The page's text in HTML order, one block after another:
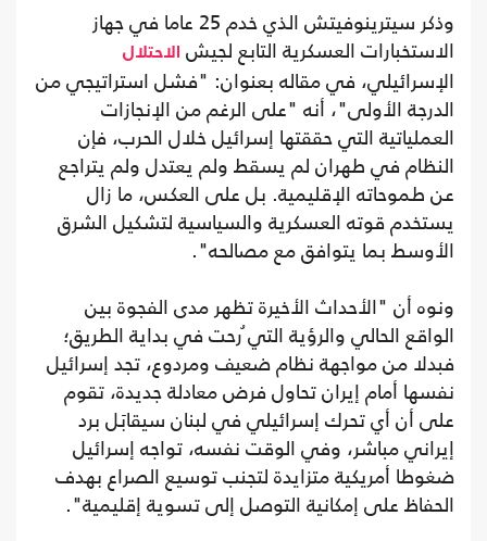
وذكر سيترينوفيتش الذي خدم 25 عاما في جهاز
الاستخبارات العسكرية التابع لجيش الاحتلال
الإسرائيلي، في مقاله بعنوان: "فشل استراتيجي من
الدرجة الأولى"، أنه "على الرغم من الإنجازات
العملياتية التي حققتها إسرائيل خلال الحرب، فإن
النظام في طهران لم يسقط ولم يعتدل ولم يتراجع
عن طموحاته الإقليمية. بل على العكس، ما زال
يستخدم قوته العسكرية والسياسية لتشكيل الشرق
الأوسط بما يتوافق مع مصالحه".
ونوه أن "الأحداث الأخيرة تظهر مدى الفجوة بين
الواقع الحالي والرؤية التي ُرحت في بداية الطريق؛
فبدلا من مواجهة نظام ضعيف ومردوع، تجد إسرائيل
نفسها أمام إيران تحاول فرض معادلة جديدة، تقوم
على أن أي تحرك إسرائيلي في لبنان سيقابَل برد
إيراني مباشر، وفي الوقت نفسه، تواجه إسرائيل
ضغوطا أمريكية متزايدة لتجنب توسيع الصراع بهدف
الحفاظ على إمكانية التوصل إلى تسوية إقليمية".